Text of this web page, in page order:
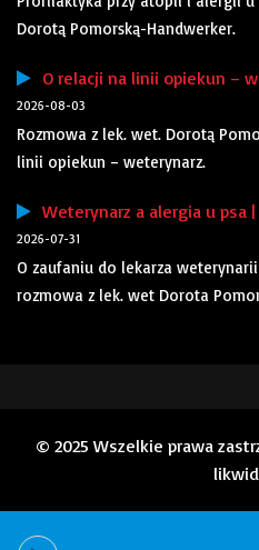
Dorotą Pomorską-Handwerker.
O relacji na linii opiekun –
2026-08-03
Rozmowa z lek. wet. Dorotą
linii opiekun – weterynarz.
Weterynarz a alergia u psa
2026-07-31
O zaufaniu do lekarza
rozmowa z lek. wet Dorota
© 2025 Wszelkie prawa